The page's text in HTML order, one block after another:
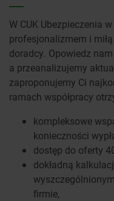
W CUK Ubezpieczenia
profesjonalizmem i
doradcy. Opowiedz
a przeanalizujemy
zaproponujemy Ci
ramach współpracy
kompleksowe
konieczności
dostęp do oferty
dokładną
firmie,